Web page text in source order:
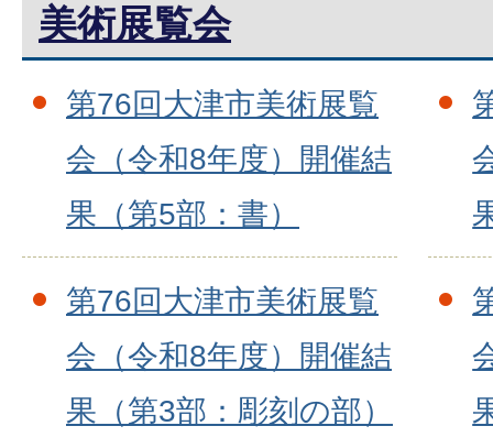
美術展覧会
第76回大津市美術展覧
会（令和8年度）開催結
果（第5部：書）
第76回大津市美術展覧
会（令和8年度）開催結
果（第3部：彫刻の部）